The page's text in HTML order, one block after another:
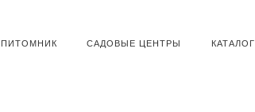
ПИТОМНИК САДОВЫЕ ЦЕНТРЫ КАТАЛОГ